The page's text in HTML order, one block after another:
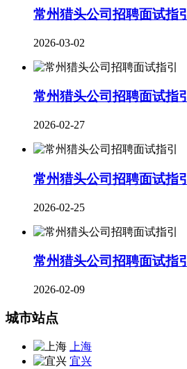
常州猎头公司招聘面试指引
2026-03-02
​常州猎头公司招聘面试指引
2026-02-27
常州猎头公司招聘面试指引
2026-02-25
常州猎头公司招聘面试指引
2026-02-09
城市站点
上海
宜兴